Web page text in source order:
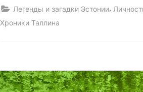
Легенды и загадки Эстонии,
Хроники Таллина